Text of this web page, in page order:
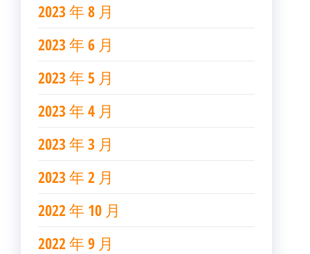
2023 年 8 月
2023 年 6 月
2023 年 5 月
2023 年 4 月
2023 年 3 月
2023 年 2 月
2022 年 10 月
2022 年 9 月